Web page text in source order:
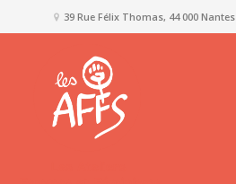
39 Rue Félix Thomas, 44 000 Nantes